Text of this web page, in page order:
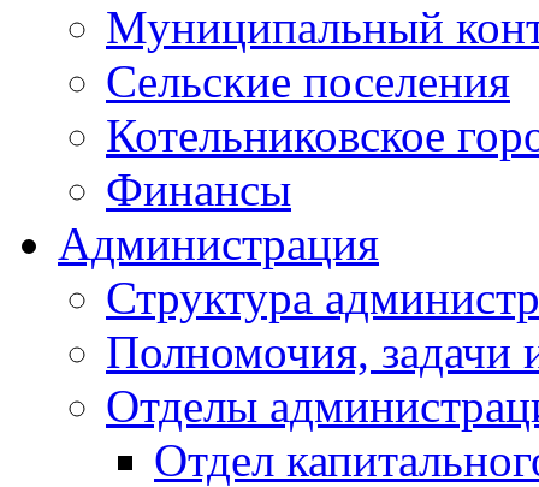
Муниципальный
Сельские поселения
Котельниковское
Финансы
Администрация
Структура
Полномочия, задачи
Отделы
Отдел